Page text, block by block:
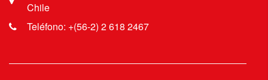
Chile
Teléfono: +(56-2) 2 618 2467